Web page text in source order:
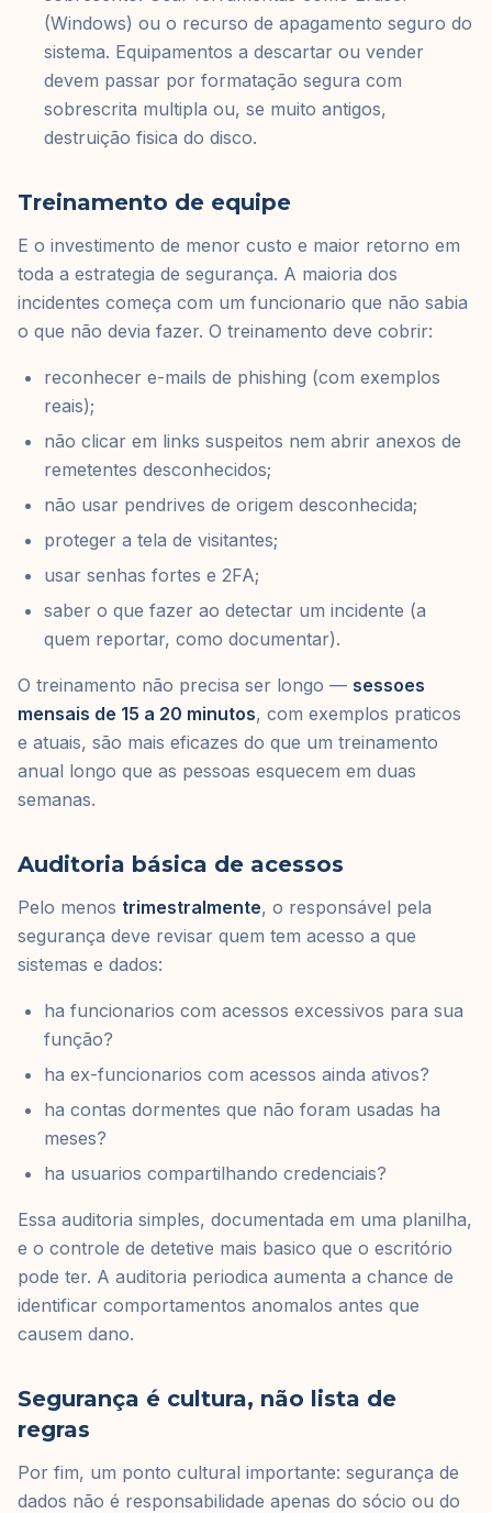
(Windows) ou o recurso de apagamento seguro do
sistema. Equipamentos a descartar ou vender
devem passar por formatação segura com
sobrescrita multipla ou, se muito antigos,
destruição fisica do disco.
Treinamento de equipe
E o investimento de menor custo e maior retorno em
toda a estrategia de segurança. A maioria dos
incidentes começa com um funcionario que não sabia
o que não devia fazer. O treinamento deve cobrir:
reconhecer e-mails de phishing (com exemplos
reais);
não clicar em links suspeitos nem abrir anexos de
remetentes desconhecidos;
não usar pendrives de origem desconhecida;
proteger a tela de visitantes;
usar senhas fortes e 2FA;
saber o que fazer ao detectar um incidente (a
quem reportar, como documentar).
O treinamento não precisa ser longo — sessoes
mensais de 15 a 20 minutos, com exemplos praticos
e atuais, são mais eficazes do que um treinamento
anual longo que as pessoas esquecem em duas
semanas.
Auditoria básica de acessos
Pelo menos trimestralmente, o responsável pela
segurança deve revisar quem tem acesso a que
sistemas e dados:
ha funcionarios com acessos excessivos para sua
função?
ha ex-funcionarios com acessos ainda ativos?
ha contas dormentes que não foram usadas ha
meses?
ha usuarios compartilhando credenciais?
Essa auditoria simples, documentada em uma planilha,
e o controle de detetive mais basico que o escritório
pode ter. A auditoria periodica aumenta a chance de
identificar comportamentos anomalos antes que
causem dano.
Segurança é cultura, não lista de
regras
Por fim, um ponto cultural importante: segurança de
dados não é responsabilidade apenas do sócio ou do